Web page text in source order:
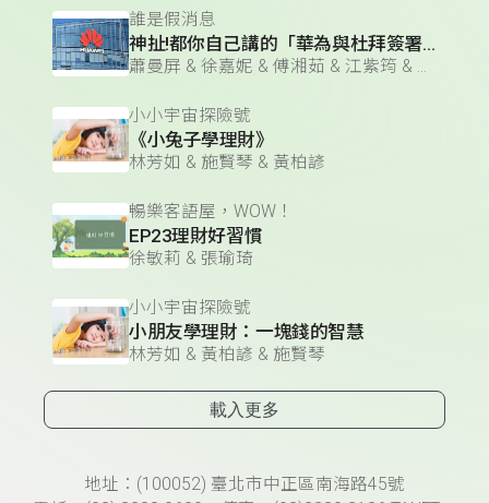
誰是假消息
神扯!都你自己講的「華為與杜拜簽署巨額的5G合同，杜拜國王免費送廣告」？
蕭曼屏 & 徐嘉妮 & 傅湘茹 & 江紫筠 & 歐啦
小小宇宙探險號
《小兔子學理財》
林芳如 & 施賢琴 & 黃柏諺
暢樂客語屋，WOW！
EP23理財好習慣
徐敏莉 & 張瑜琦
小小宇宙探險號
小朋友學理財：一塊錢的智慧
林芳如 & 黃柏諺 & 施賢琴
載入更多
頁尾資訊地址：(100052) 臺北市中正區南海路45號